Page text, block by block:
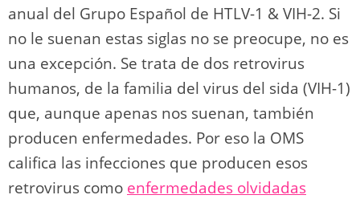
anual del Grupo Español de HTLV-1 & VIH-2. Si
no le suenan estas siglas no se preocupe, no es
una excepción. Se trata de dos retrovirus
humanos, de la familia del virus del sida (VIH-1)
que, aunque apenas nos suenan, también
producen enfermedades. Por eso la OMS
califica las infecciones que producen esos
retrovirus como enfermedades olvidadas